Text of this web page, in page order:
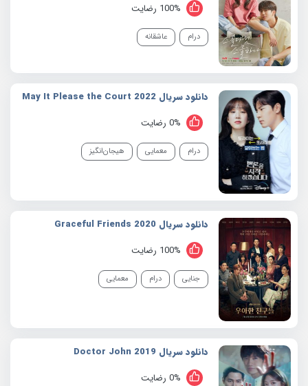
100% رضایت
درام عاشقانه
دانلود سریال 2022 May It Please the Court
0% رضایت
درام معمایی هیجان‌انگیز
دانلود سریال 2020 Graceful Friends
100% رضایت
جنایی درام معمایی
دانلود سریال 2019 Doctor John
0% رضایت